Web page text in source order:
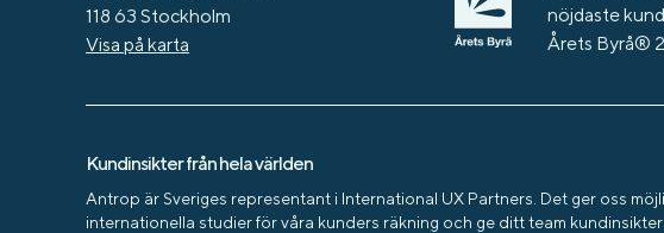
118 63 Stockholm
Visa på karta
nöjdaste
Årets Byrå®
Kundinsikter från hela världen
Antrop är Sveriges representant i International UX Partners. Det ger oss
internationella studier för våra kunders räkning och ge ditt team